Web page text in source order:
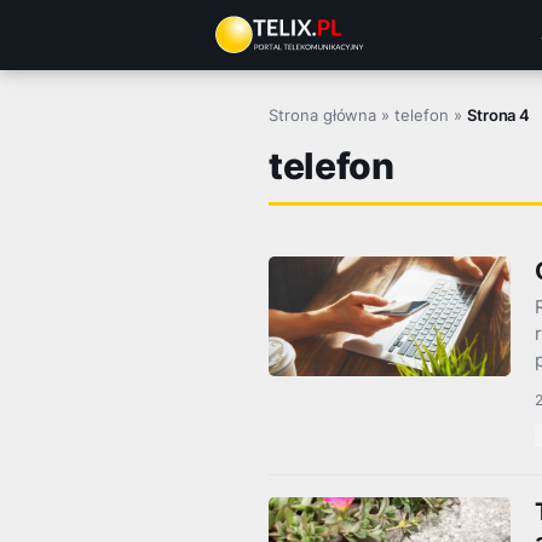
treści
Strona główna »telefon » Strona 4
telefon